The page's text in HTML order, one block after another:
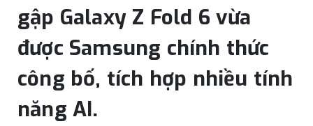
gập Galaxy Z Fold 6 vừa
được Samsung chính thức
công bố, tích hợp nhiều tính
năng AI.